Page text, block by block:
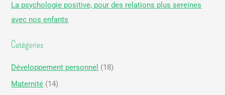
e
r
:
La psychologie positive, pour des relations plus sereines
avec nos enfants
Catégories
Développement personnel (18)
Maternité (14)